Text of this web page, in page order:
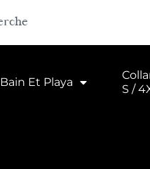
Bain Et Playa
S /